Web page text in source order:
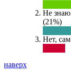
Не
(21%)
Нет,
наверх